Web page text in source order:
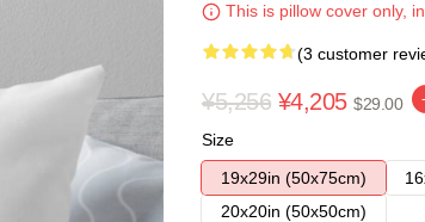
This is pillow cover only,
(3 customer
¥5,256 ¥4,205 $29.00
Size
19x29in (50x75cm)
20x20in (50x50cm)